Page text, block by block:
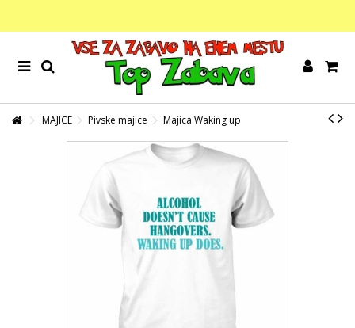
MAJICE Pivske majice Majica Waking up